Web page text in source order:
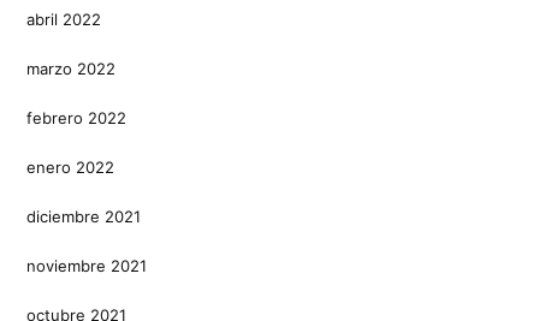
abril 2022
marzo 2022
febrero 2022
enero 2022
diciembre 2021
noviembre 2021
octubre 2021